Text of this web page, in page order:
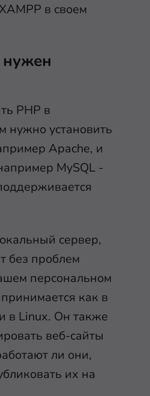
в своем
PHP в
нужно установить
Apache, и
MySQL -
сервер,
без проблем
персональном
как в
в Linux. Он также
веб-сайты
ли они,
их на